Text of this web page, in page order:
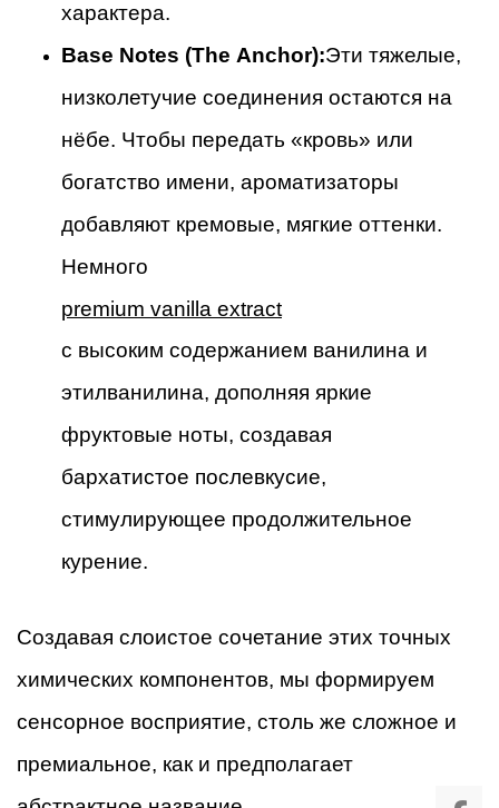
характера.
Base Notes (The Anchor):Эти тяжелые,
низколетучие соединения остаются на
нёбе. Чтобы передать «кровь» или
богатство имени, ароматизаторы
добавляют кремовые, мягкие оттенки.
Немного
premium vanilla extract
с высоким содержанием ванилина и
этилванилина, дополняя яркие
фруктовые ноты, создавая
бархатистое послевкусие,
стимулирующее продолжительное
курение.
Создавая слоистое сочетание этих точных
химических компонентов, мы формируем
сенсорное восприятие, столь же сложное и
премиальное, как и предполагает